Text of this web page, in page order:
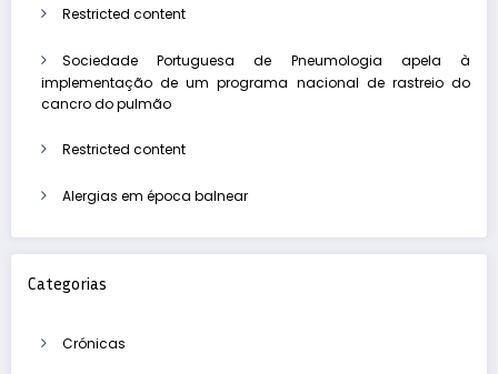
Restricted content
Sociedade Portuguesa de Pneumologia apela à
implementação de um programa nacional de rastreio do
cancro do pulmão
Restricted content
Alergias em época balnear
Categorias
Crónicas